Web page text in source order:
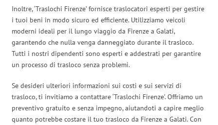
Inoltre, ‘Traslochi Firenze’ fornisce traslocatori esperti per gestire
i tuoi beni in modo sicuro ed efficiente. Utilizziamo veicoli
moderni ideali per il lungo viaggio da Firenze a Galati,
garantendo che nulla venga danneggiato durante il trasloco.
Tutti i nostri dipendenti sono esperti e addestrati per garantire
un processo di trasloco senza problemi.
Se desideri ulteriori informazioni sui costi e sui servizi di
trasloco, ti invitiamo a contattare ‘Traslochi Firenze’. Offriamo un
preventivo gratuito e senza impegno, aiutandoti a capire meglio
quanto potrebbe costare il tuo trasloco da Firenze a Galati. Con